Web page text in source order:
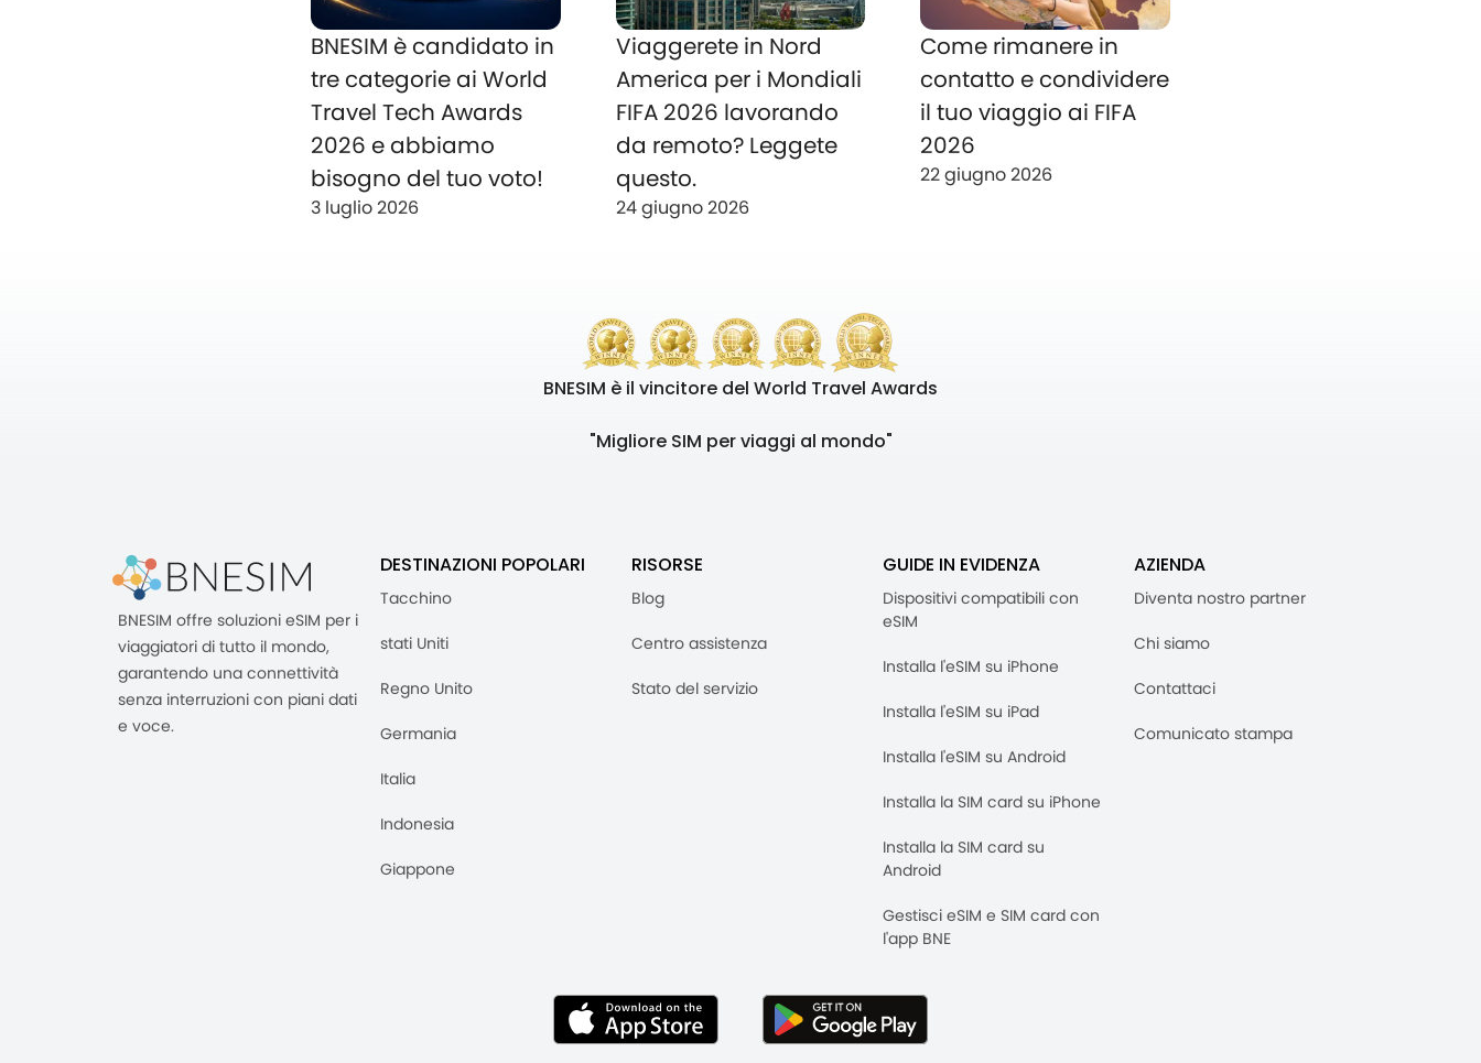
BNESIM è candidato in
tre categorie ai World
Travel Tech Awards
2026 e abbiamo
bisogno del tuo voto!
3 luglio 2026
Viaggerete in Nord
America per i Mondiali
FIFA 2026 lavorando
da remoto? Leggete
questo.
24 giugno 2026
Come rimanere in
contatto e condividere
il tuo viaggio ai FIFA
2026
22 giugno 2026
BNESIM è il vincitore del World Travel Awards
"Migliore SIM per viaggi al mondo"
BNESIM offre soluzioni eSIM per i
viaggiatori di tutto il mondo,
garantendo una connettività
senza interruzioni con piani dati
e voce.
DESTINAZIONI POPOLARI
Tacchino
stati Uniti
Regno Unito
Germania
Italia
Indonesia
Giappone
RISORSE
Blog
Centro assistenza
Stato del servizio
GUIDE IN EVIDENZA
Dispositivi compatibili con
eSIM
Installa l'eSIM su iPhone
Installa l'eSIM su iPad
Installa l'eSIM su Android
Installa la SIM card su iPhone
Installa la SIM card su
Android
Gestisci eSIM e SIM card con
l'app BNE
AZIENDA
Diventa nostro partner
Chi siamo
Contattaci
Comunicato stampa